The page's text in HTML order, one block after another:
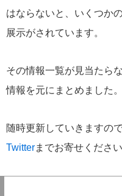
はならないと、いくつか
展示がされています。
その情報一覧が見当たら
情報を元にまとめました。
随時更新していきますの
Twitterまでお寄せください